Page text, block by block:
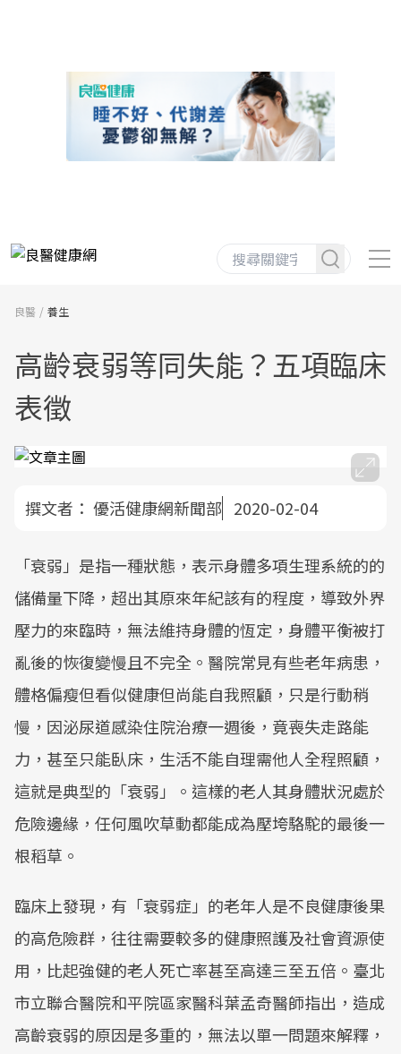
良醫 養生
高齡衰弱等同失能？五項臨床
表徵
撰文者： 優活健康網新聞部 2020-02-04
「衰弱」是指一種狀態，表示身體多項生理系統的的
儲備量下降，超出其原來年紀該有的程度，導致外界
壓力的來臨時，無法維持身體的恆定，身體平衡被打
亂後的恢復變慢且不完全。醫院常見有些老年病患，
體格偏瘦但看似健康但尚能自我照顧，只是行動稍
慢，因泌尿道感染住院治療一週後，竟喪失走路能
力，甚至只能臥床，生活不能自理需他人全程照顧，
這就是典型的「衰弱」。這樣的老人其身體狀況處於
危險邊緣，任何風吹草動都能成為壓垮駱駝的最後一
根稻草。
臨床上發現，有「衰弱症」的老年人是不良健康後果
的高危險群，往往需要較多的健康照護及社會資源使
用，比起強健的老人死亡率甚至高達三至五倍。臺北
市立聯合醫院和平院區家醫科葉孟奇醫師指出，造成
高齡衰弱的原因是多重的，無法以單一問題來解釋，